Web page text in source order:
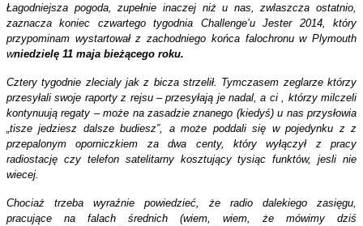
Łagodniejsza pogoda, zupełnie inaczej niż u nas, zwlaszcza ostatnio,
zaznacza koniec czwartego tygodnia Challenge’u Jester 2014, który
przypominam wystartował z zachodniego końca falochronu w Plymouth
wniedzielę 11 maja bieżącego roku.
Cztery tygodnie zlecialy jak z bicza strzelił. Tymczasem zeglarze którzy
przesyłali swoje raporty z rejsu – przesyłają je nadal, a ci , którzy milczeli
kontynuują regaty – może na zasadzie znanego (kiedyś) u nas przysłowia
„tisze jedziesz dalsze budiesz”, a może poddali się w pojedynku z z
przepalonym oporniczkiem za dwa centy, który wyłączył z pracy
radiostację czy telefon satelitarny kosztujący tysiąc funktów, jesli nie
wiecej.
Chociaż trzeba wyraźnie powiedzieć, że radio dalekiego zasięgu,
pracujące na falach średnich (wiem, wiem, że mówimy dziś